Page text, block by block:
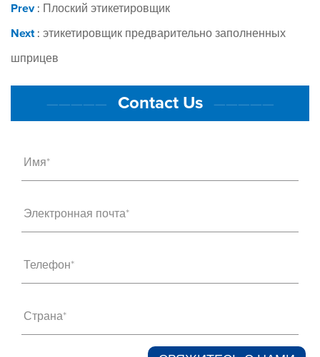
Prev: Плоский этикетировщик
Next: этикетировщик предварительно заполненных
шприцев
————— Contact Us —————
Имя*
Электронная почта*
Телефон*
Страна*